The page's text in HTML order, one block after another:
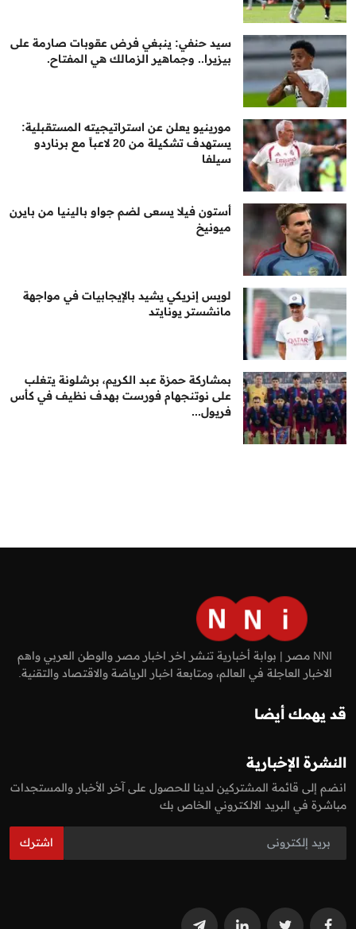
سيد حنفي: ينبغي فرض عقوبات صارمة على
بيزيرا.. وجماهير الزمالك هي المفتاح.
مورينيو يعلن عن استراتيجيته المستقبلية:
يستهدف تشكيلة من 20 لاعباً مع برناردو
سيلفا
أستون فيلا يسعى لضم جواو بالينيا من بايرن
ميونيخ
لويس إنريكي يشيد بالإيجابيات في مواجهة
مانشستر يونايتد
بمشاركة حمزة عبد الكريم، برشلونة يتغلب
على نوتنجهام فورست بهدف نظيف في كأس
فريول...
NNI مصر | بوابة أخبارية تنشر اخر اخبار مصر والوطن العربي واهم
الاخبار العاجلة في العالم، ومتابعة اخبار الرياضة والاقتصاد والتقنية.
قد يهمك أيضا
النشرة الإخبارية
انضم إلى قائمة المشتركين لدينا للحصول على آخر الأخبار والمستجدات
مباشرة في البريد الالكتروني الخاص بك
اشترك